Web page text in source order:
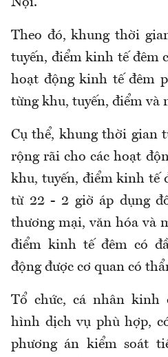
Nội.
Theo đó, khung thời
tuyến, điểm kinh tế đêm
hoạt động kinh tế đêm
từng khu, tuyến, điểm và
Cụ thể, khung thời gian
rộng rãi cho các hoạt
khu, tuyến, điểm kinh tế
từ 22 - 2 giờ áp dụng
thương mại, văn hóa và
điểm kinh tế đêm có
động được cơ quan có
Tổ chức, cá nhân kinh
hình dịch vụ phù hợp,
phương án kiểm soát